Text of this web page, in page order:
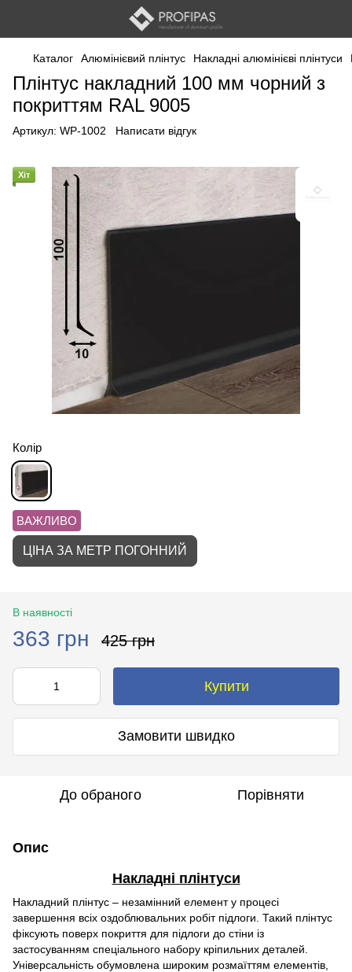
Каталог Алюмінієвий плінтус Накладні алюмінієві плінтуси
Плінтус накладний 100 мм чорний з
покриттям RAL 9005
Артикул: WP-1002 Написати відгук
Хіт
Колір
ВАЖЛИВО
ЦІНА ЗА МЕТР ПОГОННИЙ
В наявності
363 грн 425 грн
Купити
Замовити швидко
До обраного Порівняти
Опис
Накладні плінтуси
Накладний плінтус – незамінний елемент у процесі
завершення всіх оздоблювальних робіт підлоги. Такий плінтус
фіксують поверх покриття для підлоги до стіни із
застосуванням спеціального набору кріпильних деталей.
Універсальність обумовлена широким розмаїттям елементів,